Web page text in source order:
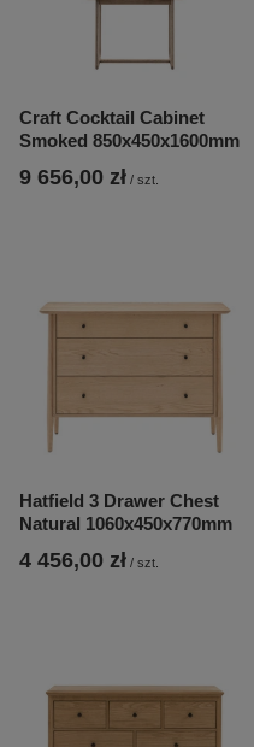
Craft Cocktail Cabinet
Smoked 850x450x1600mm
9 656,00 zł / szt.
Hatfield 3 Drawer Chest
Natural 1060x450x770mm
4 456,00 zł / szt.